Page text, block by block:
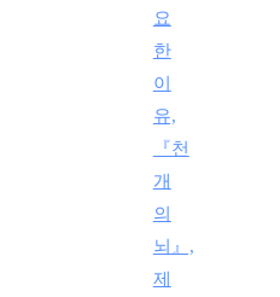
요
한
이
유,
『천
개
의
뇌』,
제